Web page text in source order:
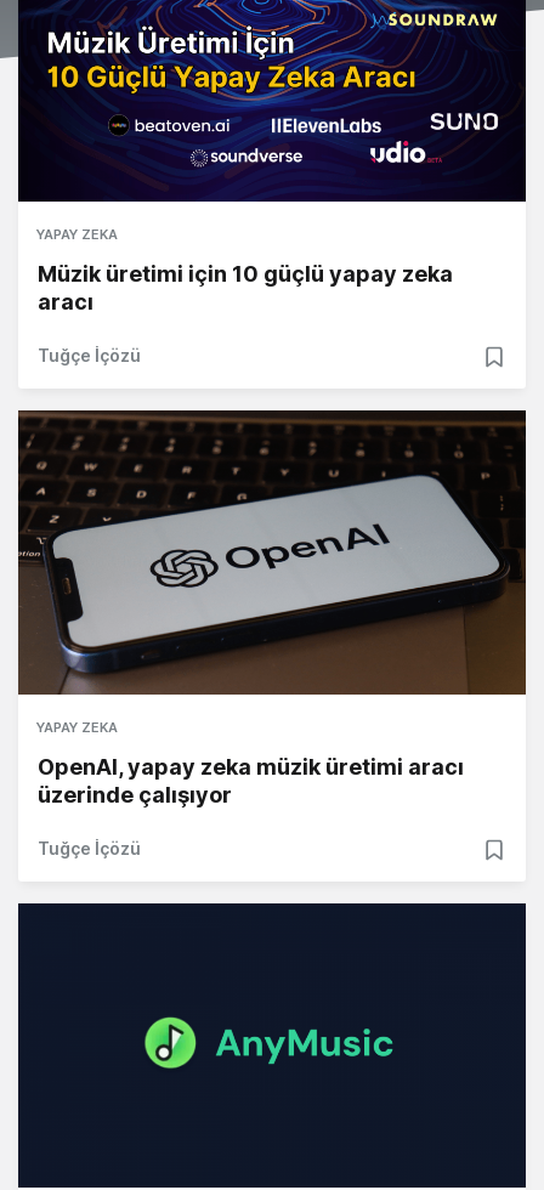
YAPAY ZEKA
Müzik üretimi için 10 güçlü yapay zeka
aracı
Tuğçe İçözü
YAPAY ZEKA
OpenAI, yapay zeka müzik üretimi aracı
üzerinde çalışıyor
Tuğçe İçözü